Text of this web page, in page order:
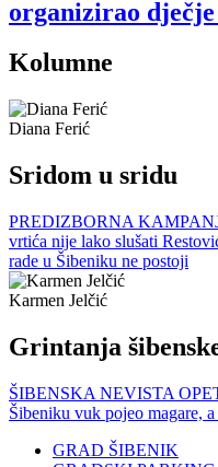
organizirao
Kolumne
Diana Ferić
Sridom u sridu
PREDIZBORNA
vrtića nije lako slušati
rade u Šibeniku ne postoji
Karmen Jelčić
Grintanja
ŠIBENSKA NEVISTA
Šibeniku vuk pojeo magare,
GRAD ŠIBENIK